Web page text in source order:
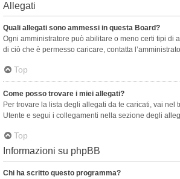
Allegati
Quali allegati sono ammessi in questa Board?
Ogni amministratore può abilitare o meno certi tipi di
di ciò che è permesso caricare, contatta
Top
Come posso trovare i miei allegati?
Per trovare la lista degli allegati da te caricati, vai nel
Utente e segui i collegamenti nella sezione degli
Top
Informazioni su phpBB
Chi ha scritto questo programma?